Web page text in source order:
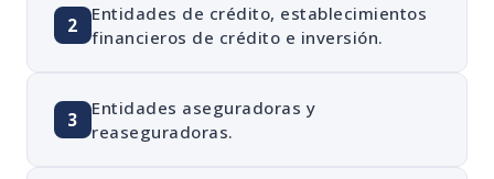
2
Entidades de crédito, establecimientos
financieros de crédito e inversión.
3
Entidades aseguradoras y
reaseguradoras.